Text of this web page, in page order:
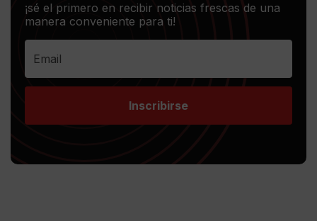
¡sé el primero en recibir noticias frescas de una
manera conveniente para ti!
Inscribirse